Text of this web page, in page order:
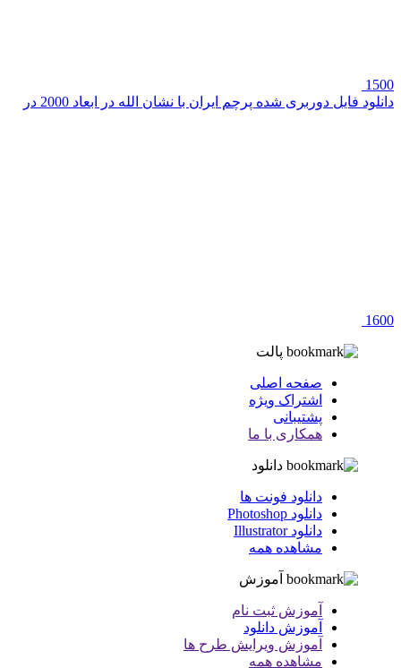
1500
دانلود فایل دوربری شده پرچم ایران با نشان الله در ابعاد 2000 در
1600
پالت
صفحه اصلی
اشتراک ویژه
پشتیبانی
همکاری با ما
دانلود
دانلود فونت ها
دانلود Photoshop
دانلود Illustrator
مشاهده همه
آموزش
آموزش ثبت نام
آموزش دانلود
آموزش ویرایش طرح ها
مشاهده همه